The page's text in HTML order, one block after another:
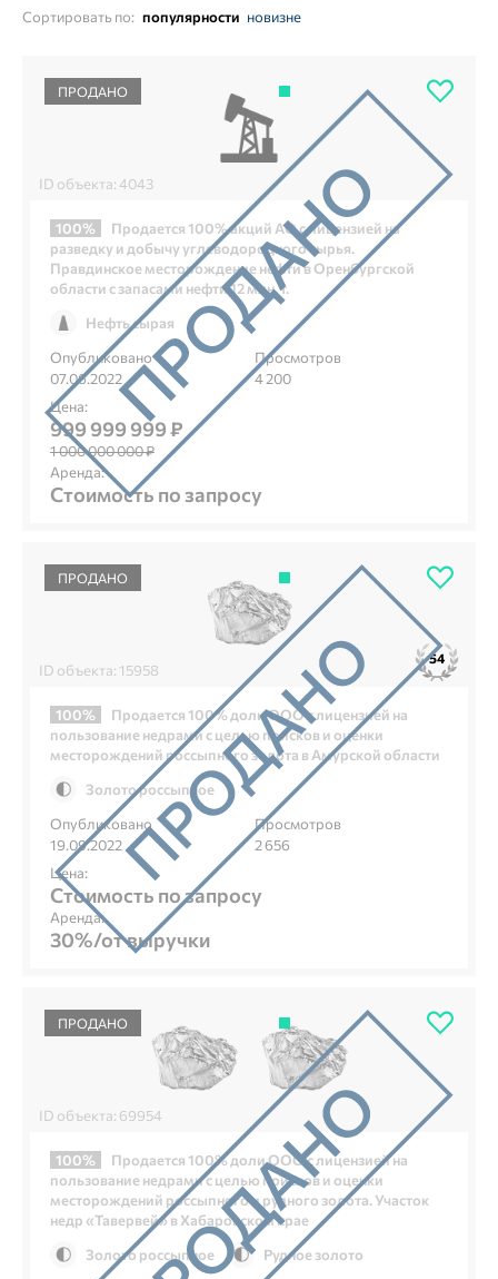
Сортировать по: популярности новизне
ПРОДАНО
ID объекта: 4043
100%
Продается 100% акций АО с лицензией на
разведку и добычу углеводородного сырья.
Правдинское месторождение нефти в Оренбургской
области с запасами нефти 12 млн. т.
Нефть сырая
Опубликовано
07.06.2022
Просмотров
4 200
Цена:
999 999 999 ₽
1 000 000 000 ₽
Аренда:
Стоимость по запросу
ПРОДАНО
ID объекта: 15958
54
100%
Продается 100% доли ООО с лицензией на
пользование недрами с целью поисков и оценки
месторождений россыпного золота в Амурской области
Золото россыпное
Опубликовано
19.09.2022
Просмотров
2 656
Цена:
Стоимость по запросу
Аренда:
30%/от выручки
ПРОДАНО
ID объекта: 69954
100%
Продается 100% доли ООО с лицензией на
пользование недрами с целью поисков и оценки
месторождений россыпного и рудного золота. Участок
недр «Тавервей» в Хабаровском крае
Золото россыпное
Рудное золото